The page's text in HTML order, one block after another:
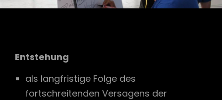
Entstehung
als langfristige Folge des
fortschreitenden Versagens der